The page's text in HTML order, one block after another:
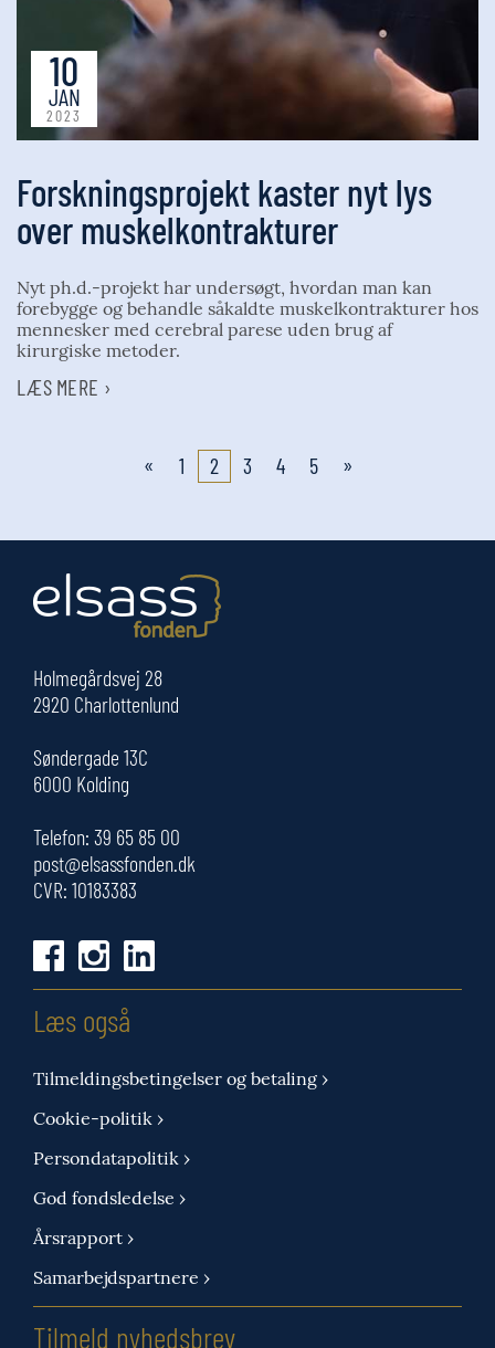
10
JAN
2023
Forskningsprojekt kaster nyt lys
over muskelkontrakturer
Nyt ph.d.-projekt har undersøgt, hvordan man kan
forebygge og behandle såkaldte muskelkontrakturer hos
mennesker med cerebral parese uden brug af
kirurgiske metoder.
LÆS MERE ›
« 1 2 3 4 5 »
Holmegårdsvej 28
2920 Charlottenlund
Søndergade 13C
6000 Kolding
Telefon: 39 65 85 00
post@elsassfonden.dk
CVR: 10183383
Læs også
Tilmeldingsbetingelser og betaling ›
Cookie-politik ›
Persondatapolitik ›
God fondsledelse ›
Årsrapport ›
Samarbejdspartnere ›
Tilmeld nyhedsbrev